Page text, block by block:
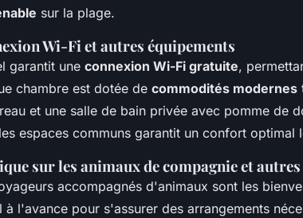
sur la plage.
Wi-Fi et autres équipements
garantit une connexion Wi-Fi gratuite,
chambre est dotée de commodités modernes
et une salle de bain privée avec pomme de
espaces communs garantit un confort optimal
sur les animaux de compagnie et
accompagnés d'animaux sont les
à l'avance pour s'assurer des arrangements